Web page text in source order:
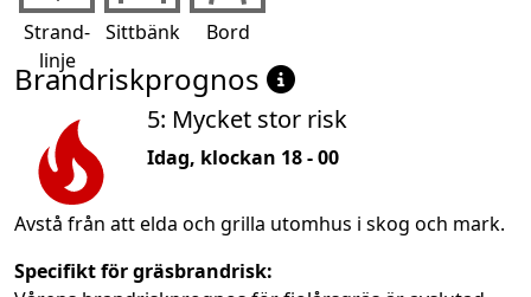
Strand-
linje
Sittbänk Bord
Brandriskprognos
5: Mycket stor risk
Idag, klockan 18 - 00
Avstå från att elda och grilla utomhus i skog och mark.
Specifikt för gräsbrandrisk: